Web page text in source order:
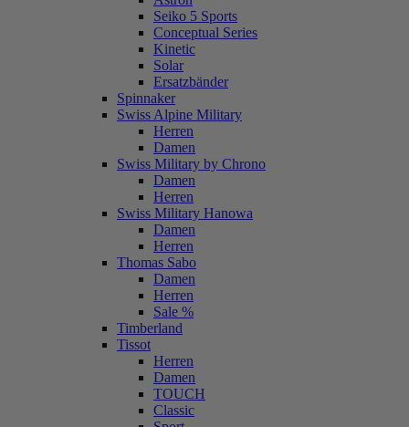
Seiko 5 Sports
Conceptual Series
Kinetic
Solar
Ersatzbänder
Spinnaker
Swiss Alpine Military
Herren
Damen
Swiss Military by Chrono
Damen
Herren
Swiss Military Hanowa
Damen
Herren
Thomas Sabo
Damen
Herren
Sale %
Timberland
Tissot
Herren
Damen
TOUCH
Classic